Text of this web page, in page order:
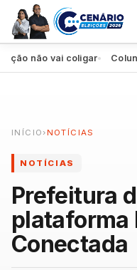
não vai coligar ● Coluna
INÍCIO › NOTÍCIAS
NOTÍCIAS
Prefeitura
plataforma
Conectada